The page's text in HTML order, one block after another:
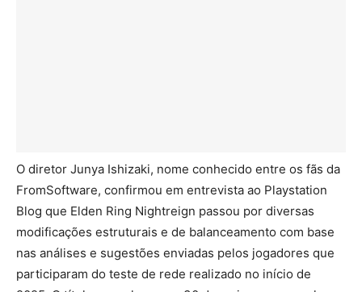
O diretor Junya Ishizaki, nome conhecido entre os fãs da
FromSoftware, confirmou em entrevista ao Playstation
Blog que Elden Ring Nightreign passou por diversas
modificações estruturais e de balanceamento com base
nas análises e sugestões enviadas pelos jogadores que
participaram do teste de rede realizado no início de